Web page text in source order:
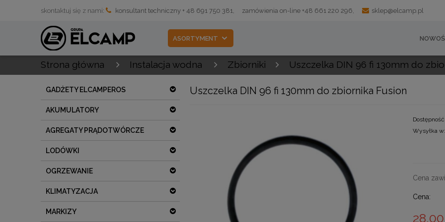
skontaktuj się z nami: konsultant techniczny + 48 691 750 381, zamówienia on-line +48 661 220 296, sklep@elcamp.pl
ASORTYMENT
Strona główna Instalacja wodna Zbiorniki Uszczelka DIN 96 fi 130mm do
GADŻETY ELCAMPEROS
AKUMULATORY
AGREGATY PRĄDOTWÓRCZE
LODÓWKI
OGRZEWANIE
KLIMATYZACJA
MARKIZY
Uszczelka DIN 96 fi 130mm do zbiornika Fusion
Wysyłka
Cena
Cena:
28,00